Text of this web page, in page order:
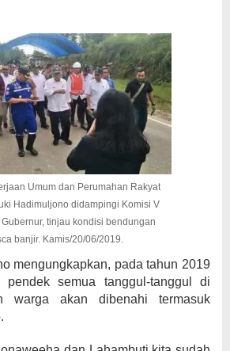
Umum dan Perumahan Rakyat
Hadimuljono didampingi Komisi V
tinjau kondisi bendungan
banjir. Kamis/20/06/2019.
mengungkapkan, pada tahun 2019
semua tanggul-tanggul di
warga akan dibenahi termasuk